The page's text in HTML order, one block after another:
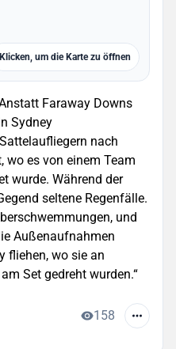
Klicken, um die Karte zu öffnen
Faraway Downs
Sydney
nach
wo es von einem Team
wurde. Während der
seltene Regenfälle.
und
Außenaufnahmen
fliehen, wo sie an
Set gedreht wurden.“
158